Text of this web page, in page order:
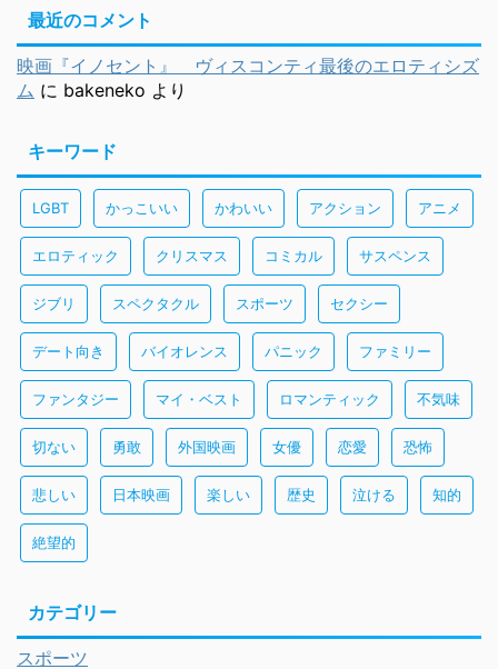
最近のコメント
映画『イノセント』 ヴィスコンティ最後のエロティシズ
ム に bakeneko より
キーワード
LGBT かっこいい かわいい アクション アニメ
エロティック クリスマス コミカル サスペンス
ジブリ スペクタクル スポーツ セクシー
デート向き バイオレンス パニック ファミリー
ファンタジー マイ・ベスト ロマンティック 不気味
切ない 勇敢 外国映画 女優 恋愛 恐怖
悲しい 日本映画 楽しい 歴史 泣ける 知的
絶望的
カテゴリー
スポーツ